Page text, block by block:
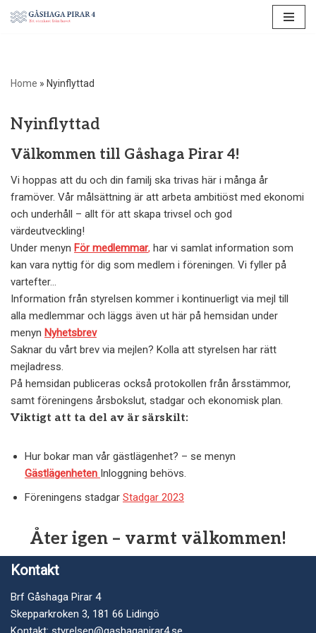
Home » Nyinflyttad
Nyinflyttad
Välkommen till Gåshaga Pirar 4!
Vi hoppas att du och din familj ska trivas här i många år
framöver. Vår målsättning är att arbeta ambitiöst med ekonomi
och underhåll – allt för att skapa trivsel och god
värdeutveckling!
Under menyn För medlemmar, har vi samlat information som
kan vara nyttig för dig som medlem i föreningen. Vi fyller på
vartefter…
Information från styrelsen kommer i kontinuerligt via mejl till
alla medlemmar och läggs även ut här på hemsidan under
menyn Nyhetsbrev
Saknar du vårt brev via mejlen? Kolla att styrelsen har rätt
mejladress.
På hemsidan publiceras också protokollen från årsstämmor,
samt föreningens årsbokslut, stadgar och ekonomisk plan.
Viktigt att ta del av är särskilt:
Hur bokar man vår gästlägenhet? – se menyn
Gästlägenheten Inloggning behövs.
Föreningens stadgar Stadgar 2023
Åter igen – varmt välkommen!
Kontakt
Brf Gåshaga Pirar 4
Skepparkroken 3, 181 66 Lidingö